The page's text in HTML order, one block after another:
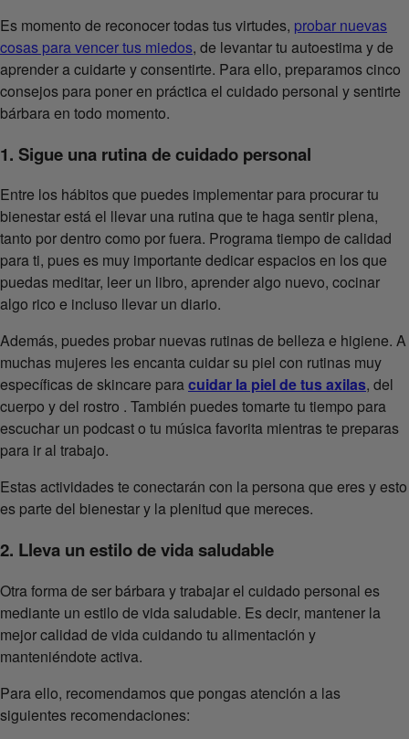
Es momento de reconocer todas tus virtudes, probar nuevas
cosas para vencer tus miedos, de levantar tu autoestima y de
aprender a cuidarte y consentirte. Para ello, preparamos cinco
consejos para poner en práctica el cuidado personal y sentirte
bárbara en todo momento.
1. Sigue una rutina de cuidado personal
Entre los hábitos que puedes implementar para procurar tu
bienestar está el llevar una rutina que te haga sentir plena,
tanto por dentro como por fuera. Programa tiempo de calidad
para ti, pues es muy importante dedicar espacios en los que
puedas meditar, leer un libro, aprender algo nuevo, cocinar
algo rico e incluso llevar un diario.
Además, puedes probar nuevas rutinas de belleza e higiene. A
muchas mujeres les encanta cuidar su piel con rutinas muy
específicas de skincare paracuidar la piel de tus axilas, del
cuerpo y del rostro . También puedes tomarte tu tiempo para
escuchar un podcast o tu música favorita mientras te preparas
para ir al trabajo.
Estas actividades te conectarán con la persona que eres y esto
es parte del bienestar y la plenitud que mereces.
2. Lleva un estilo de vida saludable
Otra forma de ser bárbara y trabajar el cuidado personal es
mediante un estilo de vida saludable. Es decir, mantener la
mejor calidad de vida cuidando tu alimentación y
manteniéndote activa.
Para ello, recomendamos que pongas atención a las
siguientes recomendaciones: